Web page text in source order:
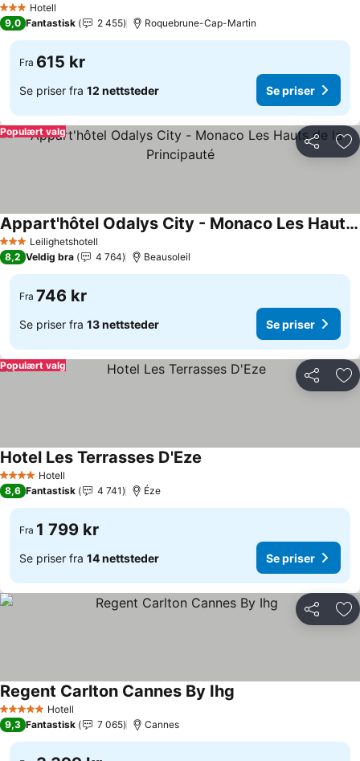
3 StjernerHotell
9,0 Fantastisk 2 455 Roquebrune-Cap-Martin
Fra 615 kr
Se priser fra 12 nettsteder Se priser
Del
Populært valg
3 StjernerLeilighetshotell
Appart'hôtel Odalys City - Monaco Les Hauts de la Principauté
8,2 Veldig bra 4 764 Beausoleil
Fra 746 kr
Se priser fra 13 nettsteder Se priser
Del
Populært valg
4 StjernerHotell
Hotel Les Terrasses D'Eze
8,6 Fantastisk 4 741 Éze
Fra 1 799 kr
Se priser fra 14 nettsteder Se priser
Del
5 Stjerner Hotell
Regent Carlton Cannes By Ihg
9,3 Fantastisk 7 065 Cannes